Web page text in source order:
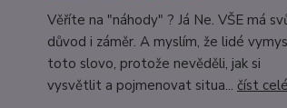
Věříte na "náhody" ? Já Ne. VŠE má
důvod i záměr. A myslím, že lidé
toto slovo, protože nevěděli, jak si
vysvětlit a pojmenovat situa... číst celé